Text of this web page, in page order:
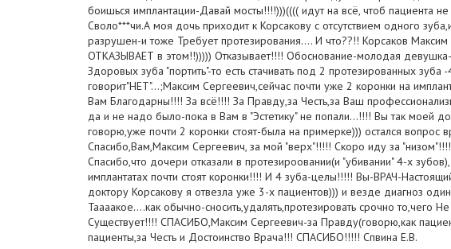
боишься имплантации-Давай мосты!!!!)))(((( идут на всё, чтоб пациента не
Своло***чи.А моя дочь приходит к Корсакову с отсутствием одного
разрушен-и тоже Требует протезирования.... И что??!! Корсаков
ОТКАЗЫВАЕТ в этом!!))))) Отказывает!!!! Обоснование-молодая
Здоровых зуба "портить"-то есть стачивать под 2 протезированных
говорит"НЕТ"...;Максим Сергеевич,сейчас почти уже 2 коронки на
Вам Благодарны!!!! За всё!!!! За Правду,за Честь,за Ваш
да и не надо было-пока в Вам в "Эстетику" не попали...!!!! Вы так моей
говорю,уже почти 2 коронки стоят-была на примерке))) остался вопрос
Спасибо,Вам,Максим Сергеевич, за мой "верх"!!!!! Скоро иду за
Спасибо,что дочери отказали в протезироовании(и "убивании" 4-х
имплантатах почти стоят коронки!!!! И 4 зуба-целы!!!!! Вы-ВРАЧ-
доктору Корсакову я отвезла уже 3-х пациентов))) и везде диагноз
Таааакое....как обычно-сносить,удалять,протезировать срочно то,чего
Существует!!!! СПАСИБО,Максим Сергеевич-за Правду(говорю,как
пациенты,за Честь и Достоинство Врача!!! СПАСИБО!!!!! Спвина Е.В.